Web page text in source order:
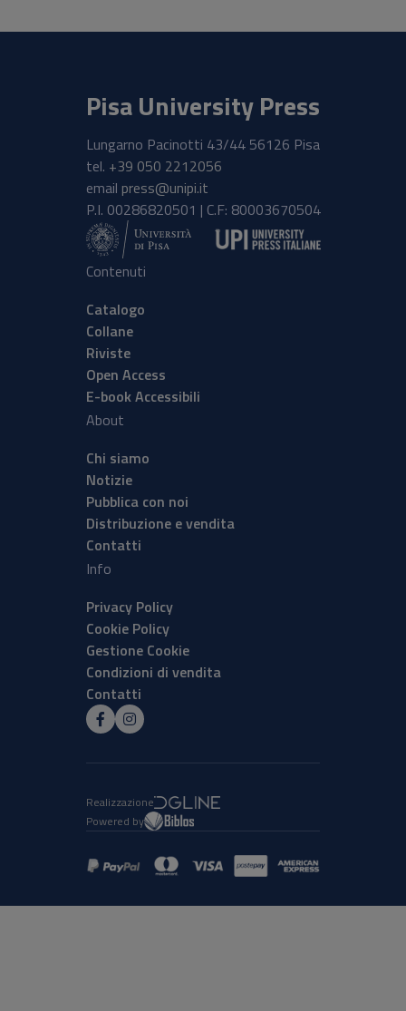
Pisa University Press
Lungarno Pacinotti 43/44 56126 Pisa
tel. +39 050 2212056
email press@unipi.it
P.I. 00286820501 | C.F: 80003670504
Contenuti
Catalogo
Collane
Riviste
Open Access
E-book Accessibili
About
Chi siamo
Notizie
Pubblica con noi
Distribuzione e vendita
Contatti
Info
Privacy Policy
Cookie Policy
Gestione Cookie
Condizioni di vendita
Contatti
Realizzazione
Powered by